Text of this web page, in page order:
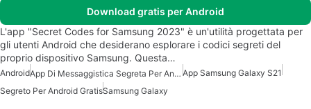
Download gratis per Android
L'app "Secret Codes for Samsung 2023" è un'utilità progettata per
gli utenti Android che desiderano esplorare i codici segreti del
proprio dispositivo Samsung. Questa…
Android App Di Messaggistica Segreta Per Android App Samsung Galaxy S21
Segreto Per Android GratisSamsung Galaxy